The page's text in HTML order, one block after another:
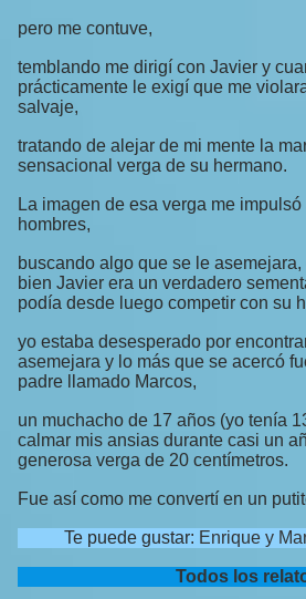
pero me contuve,
temblando me dirigí con Javier y
prácticamente le exigí que me
salvaje,
tratando de alejar de mi mente la
sensacional verga de su hermano.
La imagen de esa verga me
hombres,
buscando algo que se le
bien Javier era un verdadero
podía desde luego competir con su
yo estaba desesperado por
asemejara y lo más que se acercó
padre llamado Marcos,
un muchacho de 17 años (yo tenía
calmar mis ansias durante casi un
generosa verga de 20 centímetros.
Fue así como me convertí en un
Te puede gustar: Enrique y
Todos los